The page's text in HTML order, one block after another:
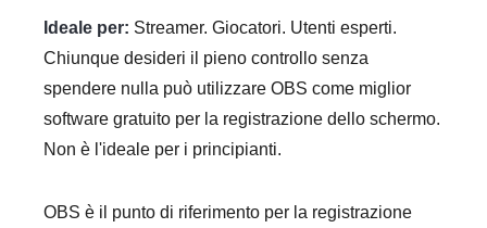
Ideale per: Streamer. Giocatori. Utenti esperti.
Chiunque desideri il pieno controllo senza
spendere nulla può utilizzare OBS come miglior
software gratuito per la registrazione dello schermo.
Non è l'ideale per i principianti.
OBS è il punto di riferimento per la registrazione